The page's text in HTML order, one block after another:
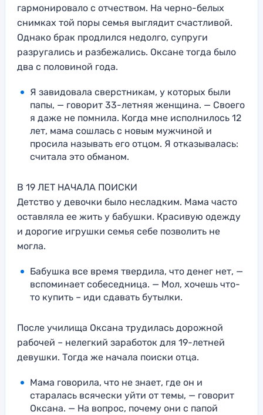
гармонировало с отчеством. На черно-белых
снимках той поры семья выглядит счастливой.
Однако брак продлился недолго, супруги
разругались и разбежались. Оксане тогда было
два с половиной года.
Я завидовала сверстникам, у которых были
папы, — говорит 33-летняя женщина. — Своего
я даже не помнила. Когда мне исполнилось 12
лет, мама сошлась с новым мужчиной и
просила называть его отцом. Я отказывалась:
считала это обманом.
В 19 ЛЕТ НАЧАЛА ПОИСКИ
Детство у девочки было несладким. Мама часто
оставляла ее жить у бабушки. Красивую одежду
и дорогие игрушки семья себе позволить не
могла.
Бабушка все время твердила, что денег нет, —
вспоминает собеседница. — Мол, хочешь что-
то купить – иди сдавать бутылки.
После училища Оксана трудилась дорожной
рабочей – нелегкий заработок для 19-летней
девушки. Тогда же начала поиски отца.
Мама говорила, что не знает, где он и
старалась всячески уйти от темы, — говорит
Оксана. — На вопрос, почему они с папой